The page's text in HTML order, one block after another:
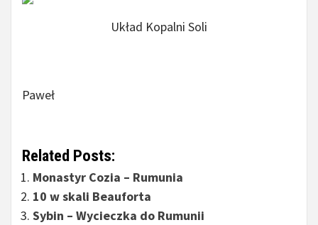
Układ Kopalni Soli
Paweł
Related Posts:
Monastyr Cozia – Rumunia
10 w skali Beauforta
Sybin – Wycieczka do Rumunii